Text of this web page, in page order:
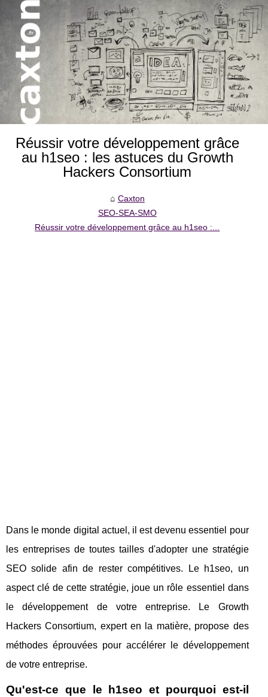
Réussir votre développement grâce
au h1seo : les astuces du Growth
Hackers Consortium
Caxton
SEO-SEA-SMO
Réussir votre développement grâce au h1seo :...
Dans le monde digital actuel, il est devenu essentiel pour
les entreprises de toutes tailles d'adopter une stratégie
SEO solide afin de rester compétitives. Le h1seo, un
aspect clé de cette stratégie, joue un rôle essentiel dans
le développement de votre entreprise. Le Growth
Hackers Consortium, expert en la matière, propose des
méthodes éprouvées pour accélérer le développement
de votre entreprise.
Qu'est-ce que le h1seo et pourquoi est-il